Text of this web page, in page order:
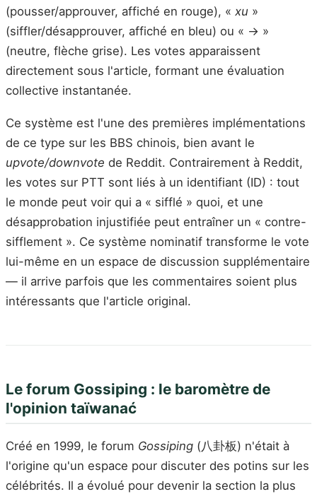
(pousser/approuver, affiché en rouge), « xu »
(siffler/désapprouver, affiché en bleu) ou « → »
(neutre, flèche grise). Les votes apparaissent
directement sous l'article, formant une évaluation
collective instantanée.
Ce système est l'une des premières implémentations
de ce type sur les BBS chinois, bien avant le
upvote/downvote de Reddit. Contrairement à Reddit,
les votes sur PTT sont liés à un identifiant (ID) : tout
le monde peut voir qui a « sifflé » quoi, et une
désapprobation injustifiée peut entraîner un « contre-
sifflement ». Ce système nominatif transforme le vote
lui-même en un espace de discussion supplémentaire
— il arrive parfois que les commentaires soient plus
intéressants que l'article original.
Le forum Gossiping : le baromètre de
l'opinion taïwanać
Créé en 1999, le forum Gossiping (八卦板) n'était à
l'origine qu'un espace pour discuter des potins sur les
célébrités. Il a évolué pour devenir la section la plus